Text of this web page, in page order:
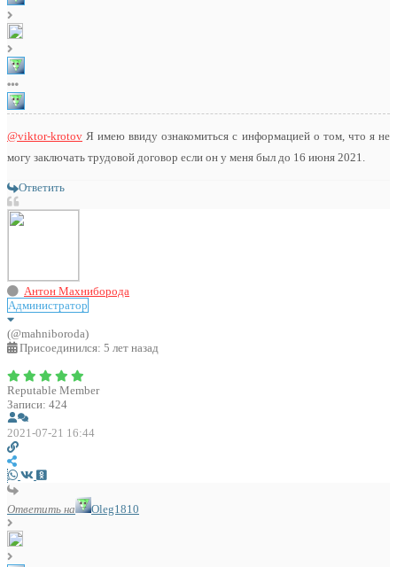
@viktor-krotov Я имею ввиду ознакомиться с информацией о том, что я не
могу заключать трудовой договор если он у меня был до 16 июня 2021.
Ответить
Антон Махниборода
Администратор
(@mahniboroda)
Присоединился: 5 лет назад
Reputable Member
Записи: 424
2021-07-21 16:44
Ответить на Oleg1810